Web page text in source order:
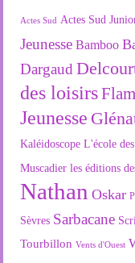
Actes Sud Actes Sud
Jeunesse Bamboo
Dargaud
des loisirs
Jeunesse
Kaléidoscope L'école
Muscadier les éditions
Nathan Oskar
Sèvres Sarbacane
Tourbillon Vents d'Ouest